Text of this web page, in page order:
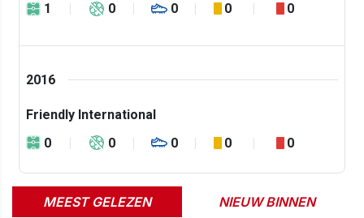
1
0 0 0 0
2016
Friendly International
0
0 0 0 0
MEEST GELEZEN NIEUW BINNEN